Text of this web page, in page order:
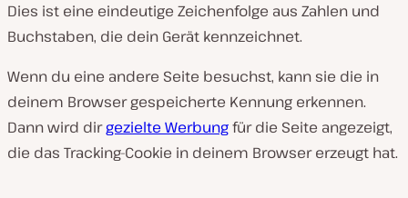
Dies ist eine eindeutige Zeichenfolge aus Zahlen und
Buchstaben, die dein Gerät kennzeichnet.
Wenn du eine andere Seite besuchst, kann sie die in
deinem Browser gespeicherte Kennung erkennen.
Dann wird dirgezielte Werbungfür die Seite angezeigt,
die das Tracking-Cookie in deinem Browser erzeugt hat.